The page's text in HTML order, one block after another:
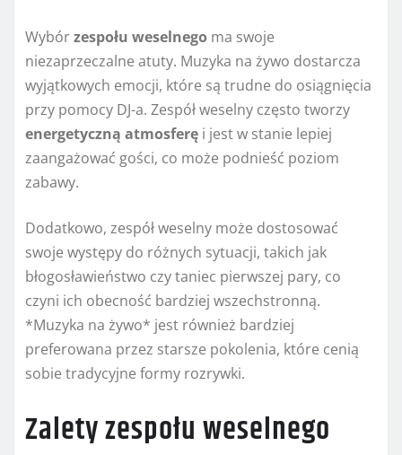
Wybórzespołu weselnego ma swoje
niezaprzeczalne atuty. Muzyka na żywo dostarcza
wyjątkowych emocji, które są trudne do osiągnięcia
przy pomocy DJ-a. Zespół weselny często tworzy
energetyczną atmosferę i jest w stanie lepiej
zaangażować gości, co może podnieść poziom
zabawy.
Dodatkowo, zespół weselny może dostosować
swoje występy do różnych sytuacji, takich jak
błogosławieństwo czy taniec pierwszej pary, co
czyni ich obecność bardziej wszechstronną.
*Muzyka na żywo* jest również bardziej
preferowana przez starsze pokolenia, które cenią
sobie tradycyjne formy rozrywki.
Zalety zespołu weselnego